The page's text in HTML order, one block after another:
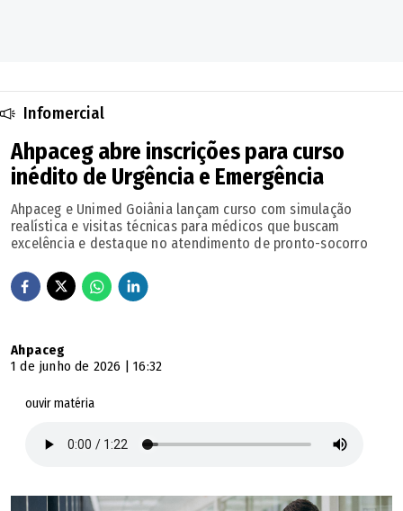
Infomercial
Ahpaceg abre inscrições para curso
inédito de Urgência e Emergência
Ahpaceg e Unimed Goiânia lançam curso com simulação
realística e visitas técnicas para médicos que buscam
excelência e destaque no atendimento de pronto-socorro
Ahpaceg
1 de junho de 2026 | 16:32
ouvir matéria